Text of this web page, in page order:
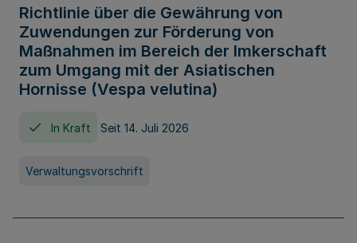
Richtlinie über die Gewährung von
Zuwendungen zur Förderung von
Maßnahmen im Bereich der Imkerschaft
zum Umgang mit der Asiatischen
Hornisse (Vespa velutina)
In Kraft Seit 14. Juli 2026
Verwaltungsvorschrift